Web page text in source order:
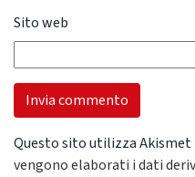
Sito web
Questo sito utilizza Akismet
vengono elaborati i dati